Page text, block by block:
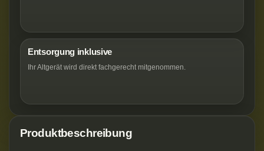
Entsorgung inklusive
Ihr Altgerät wird direkt fachgerecht mitgenommen.
Produktbeschreibung